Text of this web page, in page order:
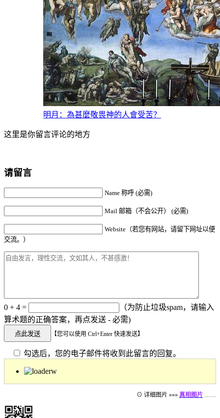
明月：為甚麼敬畏神的人會受苦？
这里是你留言评论的地方
请留言
Name 称呼 (必需)
Mail 邮箱（不会公开） (必需)
Website（若您有网站，请留下网址以便
交流。）
0 + 4 =
（为防止垃圾spam，请输入
算术题的正确答案，再点发送 - 必需)
【您可以使用 Ctrl+Enter 快速发送】
勾选后，您的电子邮件将收到此留言的回复。
⊙ 详细图片 »»» 真相图片 ……